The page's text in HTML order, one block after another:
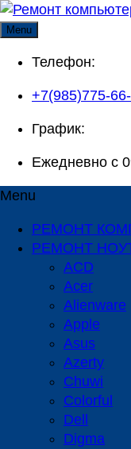
Skip
toMenu
Телефон:
+7(985)775-
График:
Ежедневно с
Menu
РЕМОНТ
РЕМОНТ
ACD
Acer
Alienware
Apple
Asus
Azerty
Chuwi
Colorful
Dell
Digma